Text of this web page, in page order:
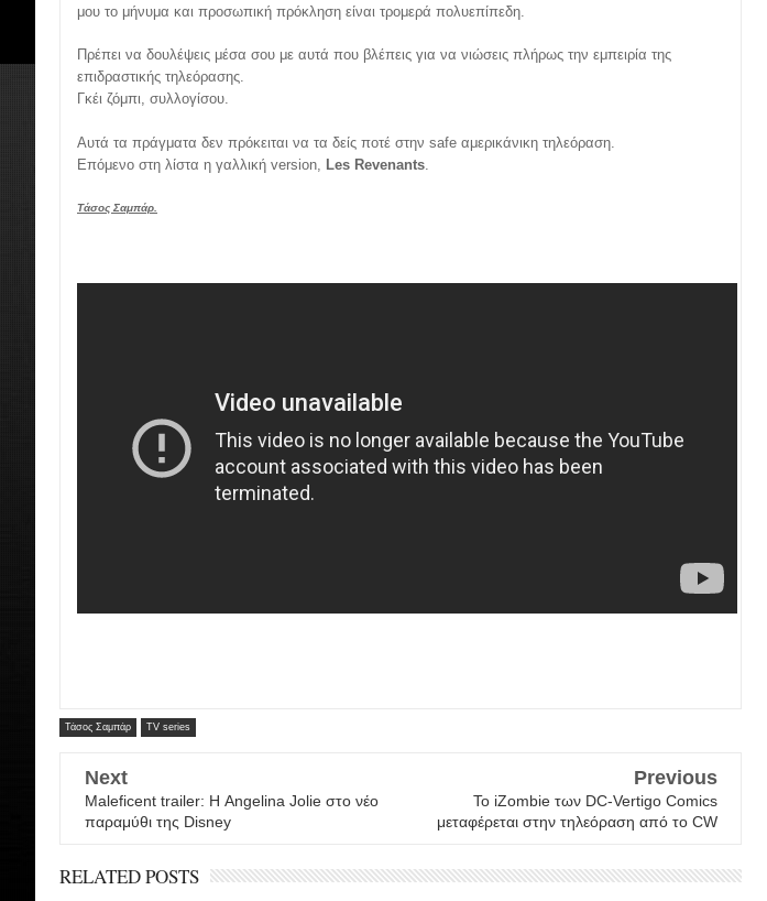
μου το μήνυμα και προσωπική πρόκληση είναι τρομερά πολυεπίπεδη.
Πρέπει να δουλέψεις μέσα σου με αυτά που βλέπεις για να νιώσεις πλήρως την εμπειρία της
επιδραστικής τηλεόρασης.
Γκέι ζόμπι, συλλογίσου.
Αυτά τα πράγματα δεν πρόκειται να τα δείς ποτέ στην safe αμερικάνικη τηλεόραση.
Επόμενο στη λίστα η γαλλική version, Les Revenants.
Τάσος Σαμπάρ.
Τάσος Σαμπάρ TV series
Next
Maleficent trailer: Η Angelina Jolie στο νέο
παραμύθι της Disney
Previous
To iZombie των DC-Vertigo Comics
μεταφέρεται στην τηλεόραση από το CW
RELATED POSTS